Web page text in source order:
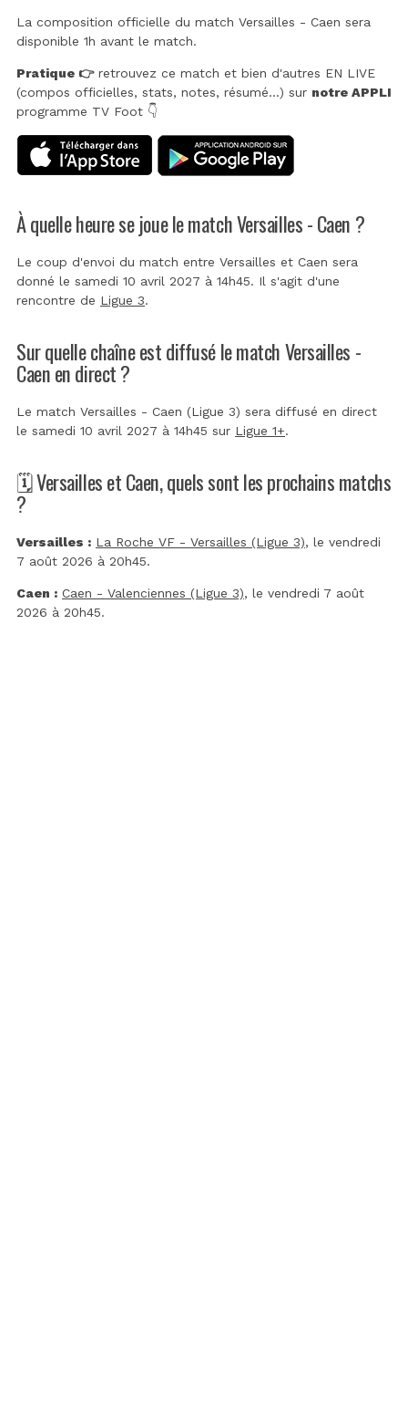
La composition officielle du match Versailles - Caen sera
disponible 1h avant le match.
Pratique 👉retrouvez ce match et bien d'autres EN LIVE
(compos officielles, stats, notes, résumé...) sur notre APPLI
programme TV Foot 👇
À quelle heure se joue le match Versailles - Caen ?
Le coup d'envoi du match entre Versailles et Caen sera
donné le samedi 10 avril 2027 à 14h45. Il s'agit d'une
rencontre de Ligue 3.
Sur quelle chaîne est diffusé le match Versailles -
Caen en direct ?
Le match Versailles - Caen (Ligue 3) sera diffusé en direct
le samedi 10 avril 2027 à 14h45 sur Ligue 1+.
🗓️ Versailles et Caen, quels sont les prochains matchs
?
Versailles : La Roche VF - Versailles (Ligue 3), le vendredi
7 août 2026 à 20h45.
Caen : Caen - Valenciennes (Ligue 3), le vendredi 7 août
2026 à 20h45.